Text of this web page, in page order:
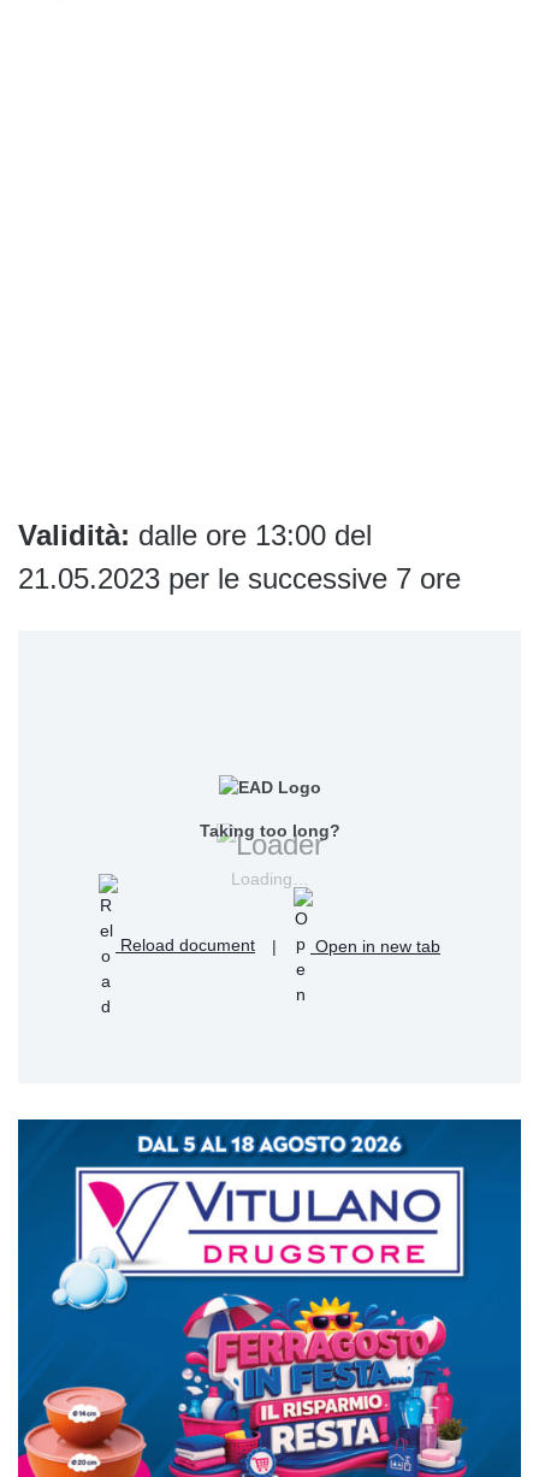
Validità: dalle ore 13:00 del
21.05.2023 per le successive 7 ore
Loading…
Taking too long?
Reload document | Open in new tab